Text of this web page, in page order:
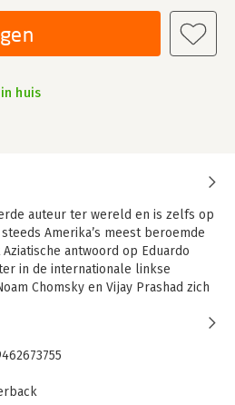
huis
auteur ter wereld en is zelfs op
Amerika’s meest beroemde
antwoord op Eduardo
in de internationale linkse
Chomsky en Vijay Prashad zich
de krachtsverhoudingen in de
met Vietnam?
de geopolitieke kwesties van